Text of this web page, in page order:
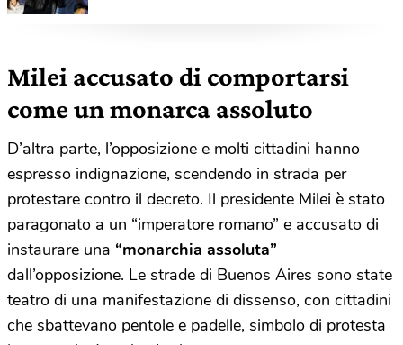
Milei accusato di comportarsi
come un monarca assoluto
D’altra parte, l’opposizione e molti cittadini hanno
espresso indignazione, scendendo in strada per
protestare contro il decreto. Il presidente Milei è stato
paragonato a un “imperatore romano” e accusato di
instaurare una “monarchia assoluta”
dall’opposizione. Le strade di Buenos Aires sono state
teatro di una manifestazione di dissenso, con cittadini
che sbattevano pentole e padelle, simbolo di protesta